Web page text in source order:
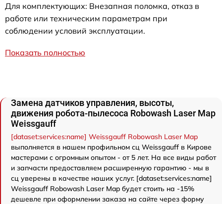
Для комплектующих: Внезапная поломка, отказ в
работе или техническим параметрам при
соблюдении условий эксплуатации.
Показать полностью
Замена датчиков управления, высоты,
движения робота-пылесоса Robowash Laser Map
Weissgauff
[dataset:services:name] Weissgauff Robowash Laser Map
выполняется в нашем профильном сц Weissgauff в Кирове
мастерами с огромным опытом - от 5 лет. На все виды работ
и запчасти предоставляем расширенную гарантию - мы в
сц уверены в качестве наших услуг. [dataset:services:name]
Weissgauff Robowash Laser Map будет стоить на -15%
дешевле при оформлении заказа на сайте через форму